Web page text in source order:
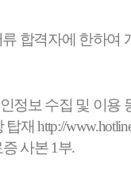
류 합격자에 한하여
정보 수집 및 이용
탑재http://
사본1부.